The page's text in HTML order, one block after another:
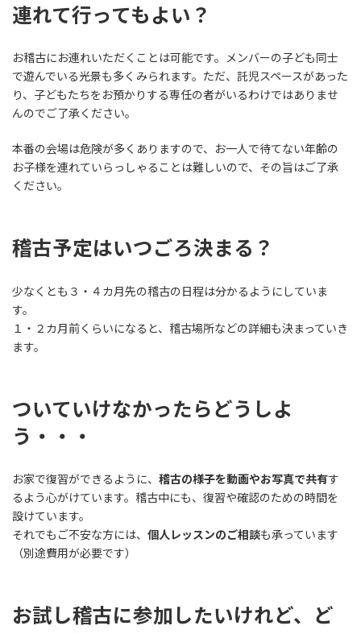
連れて行ってもよい？
お稽古にお連れいただくことは可能です。メンバーの子ども同士
で遊んでいる光景も多くみられます。ただ、託児スペースがあった
り、子どもたちをお預かりする専任の者がいるわけではありませ
んのでご了承ください。
本番の会場は危険が多くありますので、お一人で待てない年齢の
お子様を連れていらっしゃることは難しいので、その旨はご了承
ください。
稽古予定はいつごろ決まる？
少なくとも３・４カ月先の稽古の日程は分かるようにしていま
す。
１・２カ月前くらいになると、稽古場所などの詳細も決まっていき
ます。
ついていけなかったらどうしよ
う ・・・
お家で復習ができるように、 稽古の様子を動画やお写真で共有す
るよう心がけています。稽古中にも、復習や確認のための時間を
設けています。
それでもご不安な方には、 個人レッスンのご相談も承っています
（別途費用が必要です）
お試し稽古に参加したいけれど、ど